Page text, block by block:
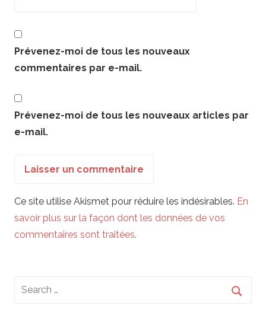
Prévenez-moi de tous les nouveaux
commentaires par e-mail.
Prévenez-moi de tous les nouveaux articles par
e-mail.
Ce site utilise Akismet pour réduire les indésirables. En
savoir plus sur la façon dont les données de vos
commentaires sont traitées.